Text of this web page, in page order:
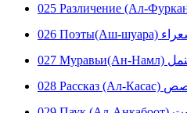
025 Различение (Ал-
026 Поэты(Аш-шуара)
027 Муравьи(Ан-Намл)
028 Рассказ (Ал-Касас)